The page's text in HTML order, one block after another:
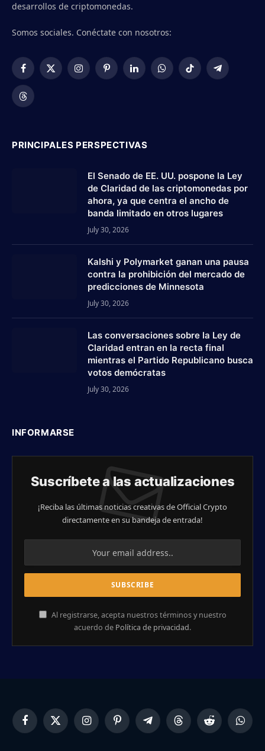
desarrollos de criptomonedas.
Somos sociales. Conéctate con nosotros:
Facebook
X
InstagramPinterestLinkedInWhatsApp
TikTok Telegram
Threads
PRINCIPALES PERSPECTIVAS
El Senado de EE. UU. pospone la Ley
de Claridad de las criptomonedas por
ahora, ya que centra el ancho de
banda limitado en otros lugares
July 30, 2026
Kalshi y Polymarket ganan una pausa
contra la prohibición del mercado de
predicciones de Minnesota
July 30, 2026
Las conversaciones sobre la Ley de
Claridad entran en la recta final
mientras el Partido Republicano busca
votos demócratas
July 30, 2026
INFORMARSE
Suscríbete a las actualizaciones
¡Reciba las últimas noticias creativas de Official Crypto
directamente en su bandeja de entrada!
Al registrarse, acepta nuestros términos y nuestro
acuerdo de Política de privacidad.
FacebookX
(Twitter)
InstagramPinterestTelegramThreads Reddit